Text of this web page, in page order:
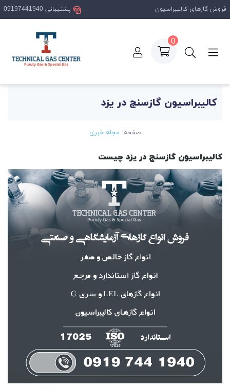
کالیبراسیون گازسنج در یزد
صفحه: مجله خبری
کالیبراسیون گازسنج در یزد چیست
فروش گازهای کالیبراسیون پشتیبانی 09197441940
0